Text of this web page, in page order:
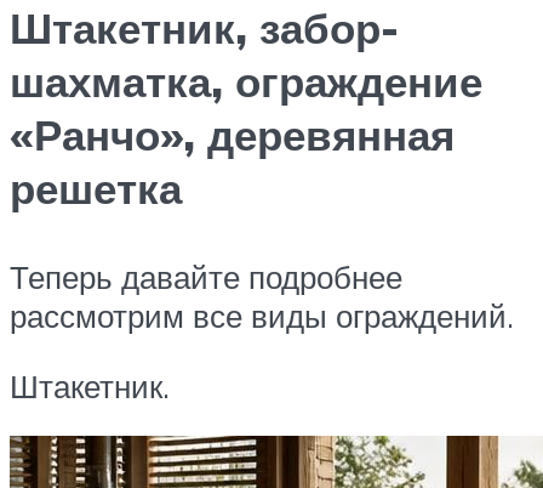
Штакетник, забор-
шахматка, ограждение
«Ранчо», деревянная
решетка
Теперь давайте подробнее
рассмотрим все виды ограждений.
Штакетник.